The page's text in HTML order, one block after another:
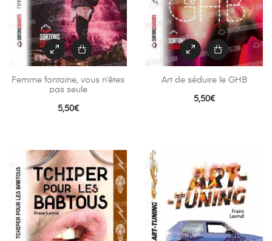
Femme fontaine, vous n’êtes
pas seule
5,50€
Art de séduire le GHB
5,50€